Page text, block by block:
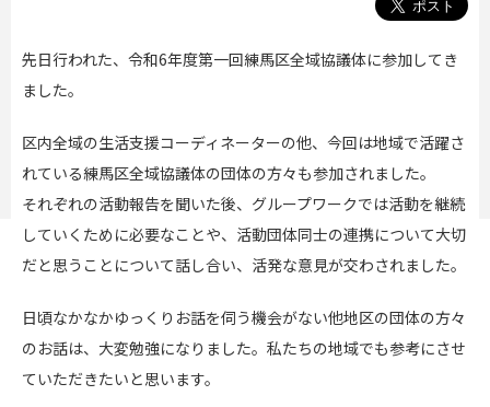
先日行われた、令和6年度第一回練馬区全域協議体に参加してき
ました。
区内全域の生活支援コーディネーターの他、今回は地域で活躍さ
れている練馬区全域協議体の団体の方々も参加されました。
それぞれの活動報告を聞いた後、グループワークでは活動を継続
していくために必要なことや、活動団体同士の連携について大切
だと思うことについて話し合い、活発な意見が交わされました。
日頃なかなかゆっくりお話を伺う機会がない他地区の団体の方々
のお話は、大変勉強になりました。私たちの地域でも参考にさせ
ていただきたいと思います。